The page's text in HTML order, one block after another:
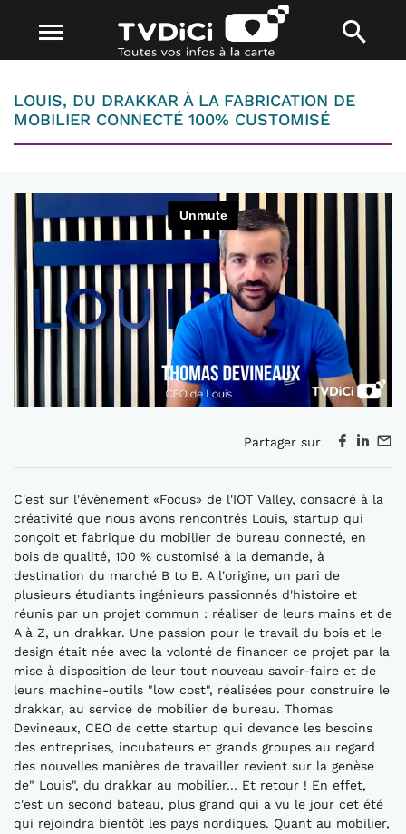
LOUIS, DU DRAKKAR À LA FABRICATION DE
MOBILIER CONNECTÉ 100% CUSTOMISÉ
Partager sur
C'est sur l'évènement «Focus» de l'IOT Valley, consacré à la
créativité que nous avons rencontrés Louis, startup qui
conçoit et fabrique du mobilier de bureau connecté, en
bois de qualité, 100 % customisé à la demande, à
destination du marché B to B. A l'origine, un pari de
plusieurs étudiants ingénieurs passionnés d'histoire et
réunis par un projet commun : réaliser de leurs mains et de
A à Z, un drakkar. Une passion pour le travail du bois et le
design était née avec la volonté de financer ce projet par la
mise à disposition de leur tout nouveau savoir-faire et de
leurs machine-outils "low cost", réalisées pour construire le
drakkar, au service de mobilier de bureau. Thomas
Devineaux, CEO de cette startup qui devance les besoins
des entreprises, incubateurs et grands groupes au regard
des nouvelles manières de travailler revient sur la genèse
de" Louis", du drakkar au mobilier... Et retour ! En effet,
c'est un second bateau, plus grand qui a vu le jour cet été
qui rejoindra bientôt les pays nordiques. Quant au mobilier,